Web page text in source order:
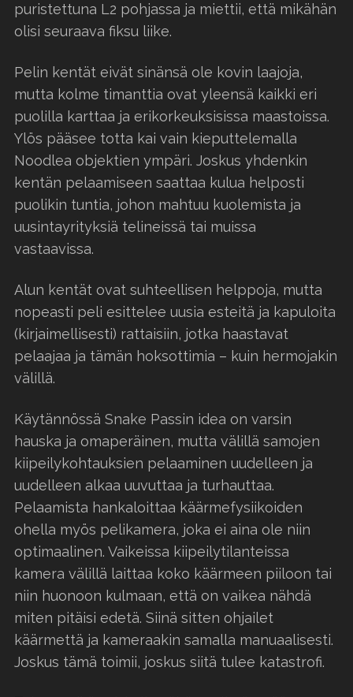
puristettuna L2 pohjassa ja miettii, että mikähän
olisi seuraava fiksu liike.
Pelin kentät eivät sinänsä ole kovin laajoja,
mutta kolme timanttia ovat yleensä kaikki eri
puolilla karttaa ja erikorkeuksisissa maastoissa.
Ylös pääsee totta kai vain kieputtelemalla
Noodlea objektien ympäri. Joskus yhdenkin
kentän pelaamiseen saattaa kulua helposti
puolikin tuntia, johon mahtuu kuolemista ja
uusintayrityksiä telineissä tai muissa
vastaavissa.
Alun kentät ovat suhteellisen helppoja, mutta
nopeasti peli esittelee uusia esteitä ja kapuloita
(kirjaimellisesti) rattaisiin, jotka haastavat
pelaajaa ja tämän hoksottimia – kuin hermojakin
välillä.
Käytännössä Snake Passin idea on varsin
hauska ja omaperäinen, mutta välillä samojen
kiipeilykohtauksien pelaaminen uudelleen ja
uudelleen alkaa uuvuttaa ja turhauttaa.
Pelaamista hankaloittaa käärmefysiikoiden
ohella myös pelikamera, joka ei aina ole niin
optimaalinen. Vaikeissa kiipeilytilanteissa
kamera välillä laittaa koko käärmeen piiloon tai
niin huonoon kulmaan, että on vaikea nähdä
miten pitäisi edetä. Siinä sitten ohjailet
käärmettä ja kameraakin samalla manuaalisesti.
Joskus tämä toimii, joskus siitä tulee katastrofi.